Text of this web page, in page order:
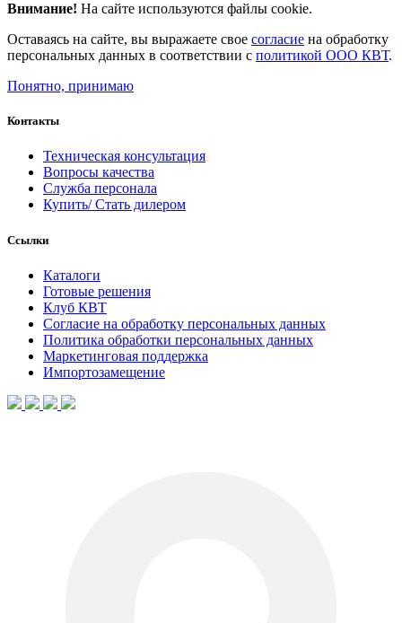
Внимание! На сайте используются файлы cookie.
Оставаясь на сайте, вы выражаете свое согласие на обработку
персональных данных в соответствии с политикой ООО КВТ.
Понятно, принимаю
Контакты
Техническая консультация
Вопросы качества
Служба персонала
Купить/ Стать дилером
Ссылки
Каталоги
Готовые решения
Клуб КВТ
Согласие на обработку персональных данных
Политика обработки персональных данных
Маркетинговая поддержка
Импортозамещение